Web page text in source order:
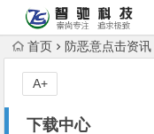
首页 防恶意点击资讯
下载中心
A+